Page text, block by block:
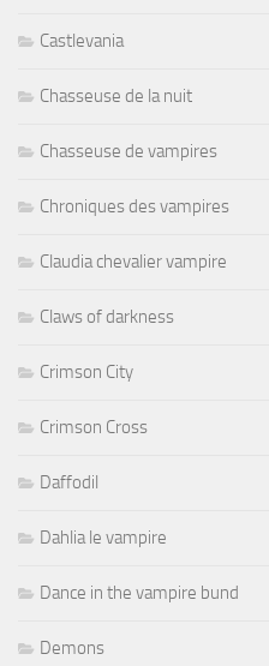
Castlevania
Chasseuse de la nuit
Chasseuse de vampires
Chroniques des vampires
Claudia chevalier vampire
Claws of darkness
Crimson City
Crimson Cross
Daffodil
Dahlia le vampire
Dance in the vampire bund
Demons